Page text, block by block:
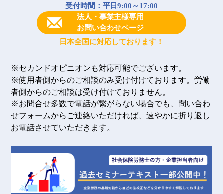
受付時間：平日9:00～17:00
法人・事業主様専用
お問い合わせページ
日本全国に対応しております！
※セカンドオピニオンも対応可能でございます。
※使用者側からのご相談のみ受け付けております。労働
者側からのご相談は受け付けておりません。
※お問合せ多数で電話が繋がらない場合でも、問い合わ
せフォームからご連絡いただければ、速やかに折り返し
お電話させていただきます。